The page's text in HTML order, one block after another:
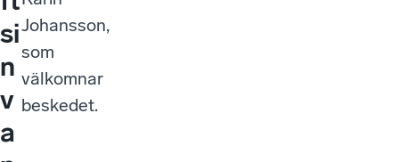
si
n
v
a
Johansson,
som
välkomnar
beskedet.